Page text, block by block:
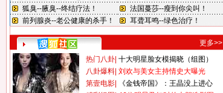
更多>>
热门八卦 十大明星脸女模揭晓（组图）
八卦爆料 刘欢与美女主持情史大曝光
第壹电影
《金钱帝国》：王晶没上进心